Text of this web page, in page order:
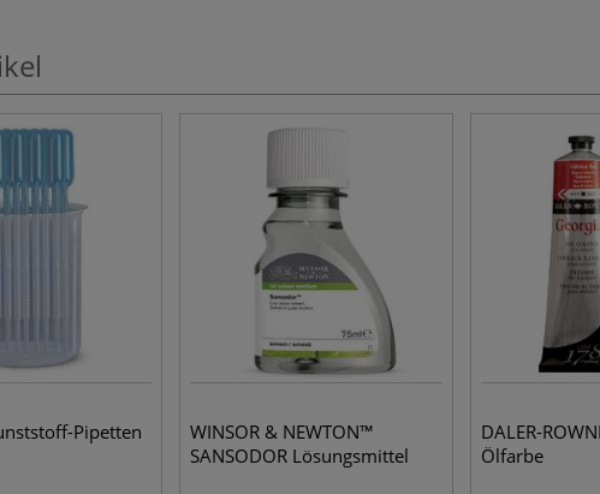
Pipetten
WINSOR & NEWTON™
SANSODOR Lösungsmittel
DALER-
Ölfarbe